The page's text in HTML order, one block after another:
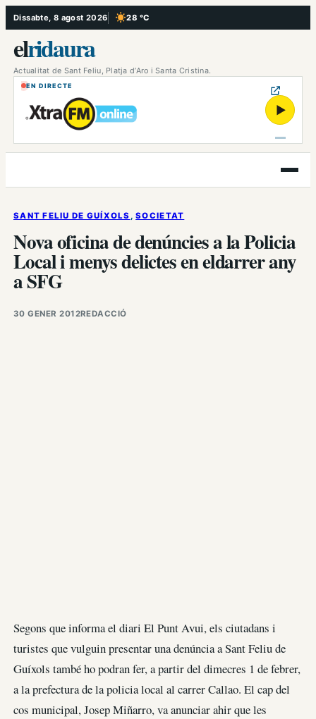
Vés
al
contingut
Dissabte, 8 agost 2026 28 °C
, Cel serè
elridaura
Actualitat de Sant Feliu, Platja d’Aro i Santa Cristina.
EN DIRECTE
▶
Obre
el
SANT FELIU DE GUÍXOLS , SOCIETAT
Nova oficina de denúncies a la Policia
Local i menys delictes en eldarrer any
a SFG
30 GENER 2012REDACCIÓ
Segons que informa el diari El Punt Avui, els ciutadans i
turistes que vulguin presentar una denúncia a Sant Feliu de
Guíxols també ho podran fer, a partir del dimecres 1 de febrer,
a la prefectura de la policia local al carrer Callao. El cap del
cos municipal, Josep Miñarro, va anunciar ahir que les